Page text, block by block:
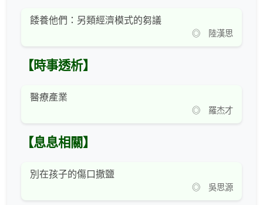
餧養他們：另類經濟模式的芻議
◎ 陸漢思
【時事透析】
醫療產業
◎ 羅杰才
【息息相關】
別在孩子的傷口撒鹽
◎ 吳思源